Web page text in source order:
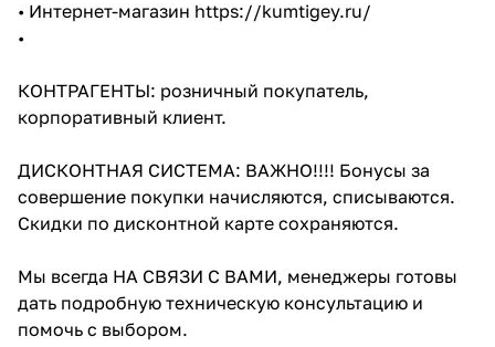
• Интернет-магазин https://kumtigey.ru/
•
КОНТРАГЕНТЫ: розничный покупатель,
корпоративный клиент.
ДИСКОНТНАЯ СИСТЕМА: ВАЖНО!!!! Бонусы за
совершение покупки начисляются, списываются.
Скидки по дисконтной карте сохраняются.
Мы всегда НА СВЯЗИ С ВАМИ, менеджеры готовы
дать подробную техническую консультацию и
помочь с выбором.